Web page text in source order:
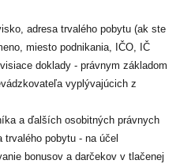
adresa trvalého pobytu (ak ste
miesto podnikania, IČO, IČ
doklady - právnym základom
vyplývajúcich z
a ďalších osobitných právnych
pobytu - na účel
bonusov a darčekov v tlačenej